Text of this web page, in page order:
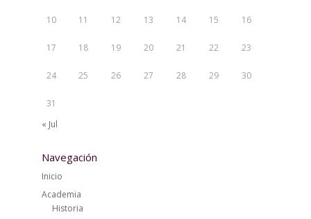
10 11 12 13 14 15 16
17 18 19 20 21 22 23
24 25 26 27 28 29 30
31
« Jul
Navegación
Inicio
Academia
Historia